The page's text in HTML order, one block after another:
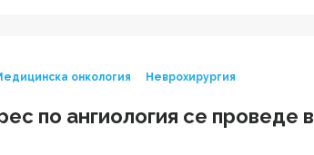
онкология
Неврохирургия
по ангиология се проведе в